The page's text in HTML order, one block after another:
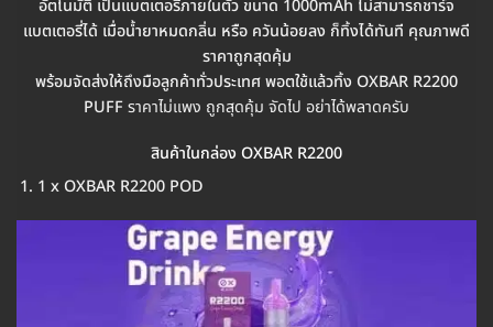
อัตโนมัติ เป็นแบตเตอรี่ภายในตัว ขนาด 1000mAh ไม่สามารถชาร์จ
แบตเตอรี่ได้ เมื่อน้ำยาหมดกลิ่น หรือ ควันน้อยลง ก็ทิ้งได้ทันที คุณภาพดี
ราคาถูกสุดคุ้ม
พร้อมจัดส่งให้ถึงมือลูกค้าทั่วประเทศ พอตใช้แล้วทิ้ง OXBAR R2200
PUFFราคาไม่แพง ถูกสุดคุ้ม จัดไป อย่าได้พลาดครับ
สินค้าในกล่อง OXBAR R2200
1 x OXBAR R2200 POD